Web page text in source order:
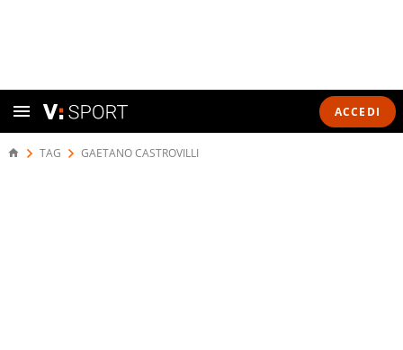
ACCEDI
TAG GAETANO CASTROVILLI